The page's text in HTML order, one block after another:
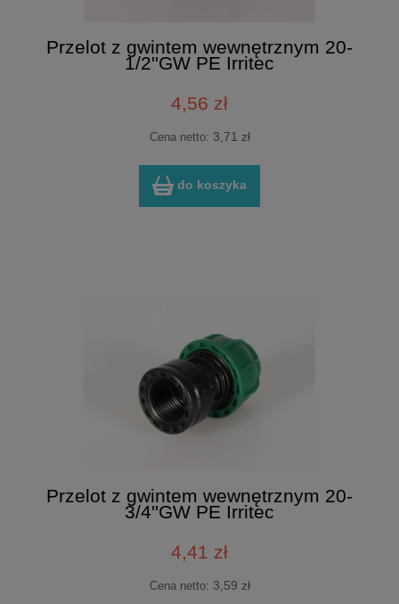
Przelot z gwintem wewnętrznym 20-
1/2''GW PE Irritec
4,56 zł
Cena netto: 3,71 zł
do koszyka
Przelot z gwintem wewnętrznym 20-
3/4''GW PE Irritec
4,41 zł
Cena netto: 3,59 zł